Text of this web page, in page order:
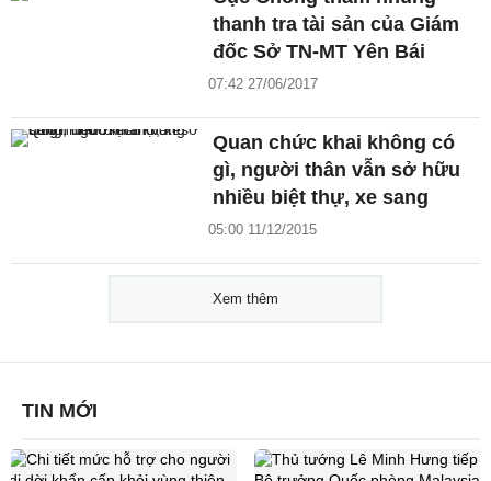
thanh tra tài sản của Giám
đốc Sở TN-MT Yên Bái
07:42 27/06/2017
Quan chức khai không có
gì, người thân vẫn sở hữu
nhiều biệt thự, xe sang
05:00 11/12/2015
Xem thêm
TIN MỚI